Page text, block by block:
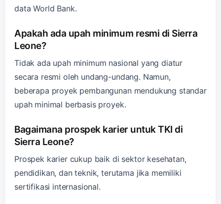
data World Bank.
Apakah ada upah minimum resmi di Sierra
Leone?
Tidak ada upah minimum nasional yang diatur
secara resmi oleh undang-undang. Namun,
beberapa proyek pembangunan mendukung standar
upah minimal berbasis proyek.
Bagaimana prospek karier untuk TKI di
Sierra Leone?
Prospek karier cukup baik di sektor kesehatan,
pendidikan, dan teknik, terutama jika memiliki
sertifikasi internasional.